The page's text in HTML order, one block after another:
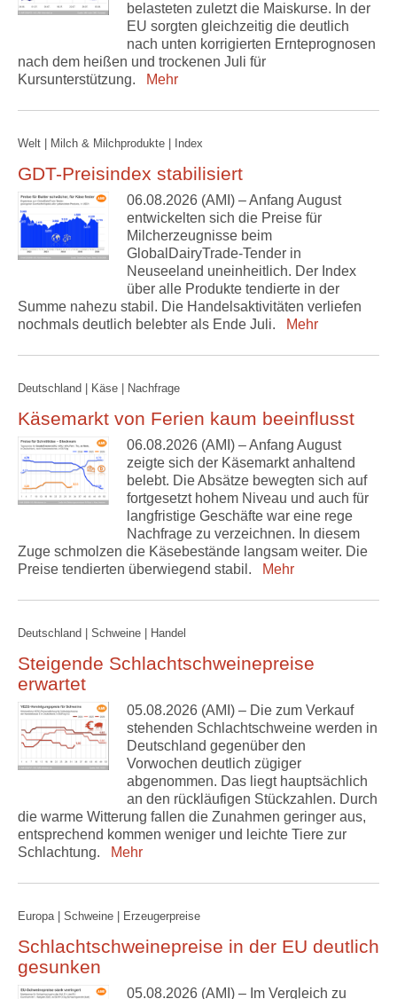
belasteten zuletzt die Maiskurse. In der
EU sorgten gleichzeitig die deutlich
nach unten korrigierten Ernteprognosen
nach dem heißen und trockenen Juli für
Kursunterstützung.
Mehr
Welt | Milch & Milchprodukte | Index
GDT-Preisindex stabilisiert
06.08.2026 (AMI) – Anfang August
entwickelten sich die Preise für
Milcherzeugnisse beim
GlobalDairyTrade-Tender in
Neuseeland uneinheitlich. Der Index
über alle Produkte tendierte in der
Summe nahezu stabil. Die Handelsaktivitäten verliefen
nochmals deutlich belebter als Ende Juli.
Mehr
Deutschland | Käse | Nachfrage
Käsemarkt von Ferien kaum beeinflusst
06.08.2026 (AMI) – Anfang August
zeigte sich der Käsemarkt anhaltend
belebt. Die Absätze bewegten sich auf
fortgesetzt hohem Niveau und auch für
langfristige Geschäfte war eine rege
Nachfrage zu verzeichnen. In diesem
Zuge schmolzen die Käsebestände langsam weiter. Die
Preise tendierten überwiegend stabil.
Mehr
Deutschland | Schweine | Handel
Steigende Schlachtschweinepreise
erwartet
05.08.2026 (AMI) – Die zum Verkauf
stehenden Schlachtschweine werden in
Deutschland gegenüber den
Vorwochen deutlich zügiger
abgenommen. Das liegt hauptsächlich
an den rückläufigen Stückzahlen. Durch
die warme Witterung fallen die Zunahmen geringer aus,
entsprechend kommen weniger und leichte Tiere zur
Schlachtung.
Mehr
Europa | Schweine | Erzeugerpreise
Schlachtschweinepreise in der EU deutlich
gesunken
05.08.2026 (AMI) – Im Vergleich zu